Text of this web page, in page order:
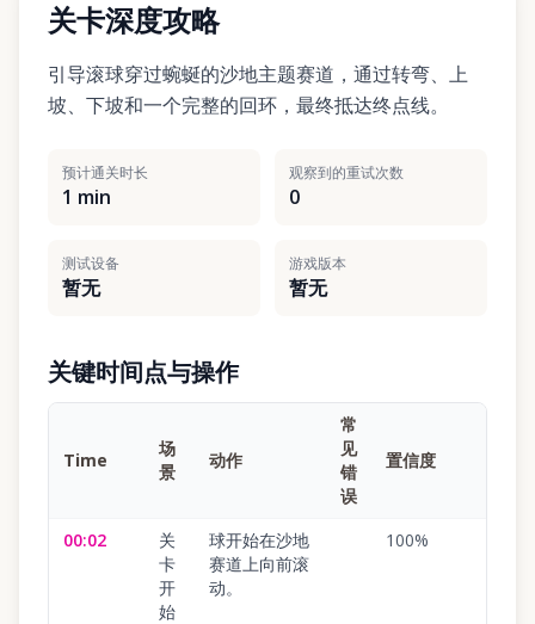
关卡深度攻略
引导滚球穿过蜿蜒的沙地主题赛道，通过转弯、上
坡、下坡和一个完整的回环，最终抵达终点线。
预计通关时长
1 min
观察到的重试次数
0
测试设备
暂无
游戏版本
暂无
关键时间点与操作
Time
场
景
动作
常
见
错
误
置信度
00:02
关
卡
开
始
球开始在沙地
赛道上向前滚
动。
100%